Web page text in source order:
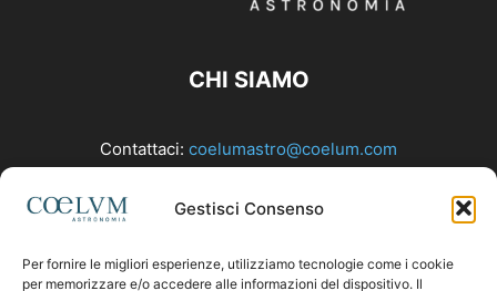
Gestisci Consenso
Per fornire le migliori esperienze, utilizziamo tecnologie come i cookie
per memorizzare e/o accedere alle informazioni del dispositivo. Il
CHI SIAMO
Contattaci: coelumastro@coelum.com
SEGUICI